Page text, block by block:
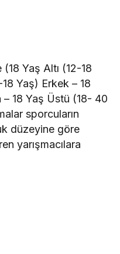
Yaş Altı (12-18
Yaş) Erkek – 18
18 Yaş Üstü (18- 40
sporcuların
düzeyine göre
yarışmacılara